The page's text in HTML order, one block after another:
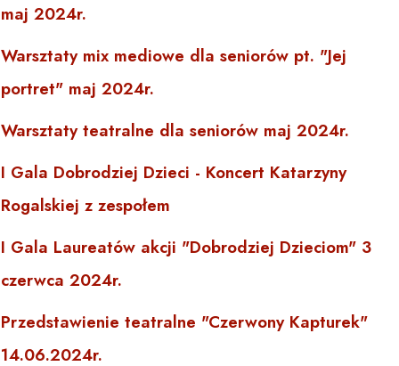
maj 2024r.
Warsztaty mix mediowe dla seniorów pt. "Jej
portret" maj 2024r.
Warsztaty teatralne dla seniorów maj 2024r.
I Gala Dobrodziej Dzieci - Koncert Katarzyny
Rogalskiej z zespołem
I Gala Laureatów akcji "Dobrodziej Dzieciom" 3
czerwca 2024r.
Przedstawienie teatralne "Czerwony Kapturek"
14.06.2024r.